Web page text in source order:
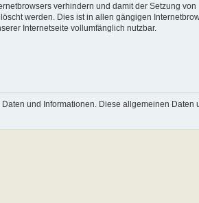
verhindern und damit der Setzung von
werden. Dies ist in allen gängigen
Internetseite vollumfänglich nutzbar.
und Informationen. Diese allgemeinen Daten